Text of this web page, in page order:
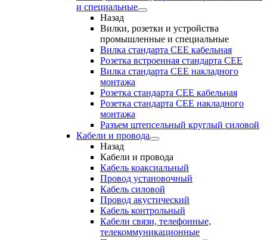
и специальные
Назад
Вилки, розетки и устройства
промышленные и специальные
Вилка стандарта CEE кабельная
Розетка встроенная стандарта CEE
Вилка стандарта CEE накладного
монтажа
Розетка стандарта СЕЕ кабельная
Розетка стандарта СЕЕ накладного
монтажа
Разъем штепсельный круглый силовой
Кабели и провода
Назад
Кабели и провода
Кабель коаксиальный
Провод установочный
Кабель силовой
Провод акустический
Кабель контрольный
Кабели связи, телефонные,
телекоммуникационные